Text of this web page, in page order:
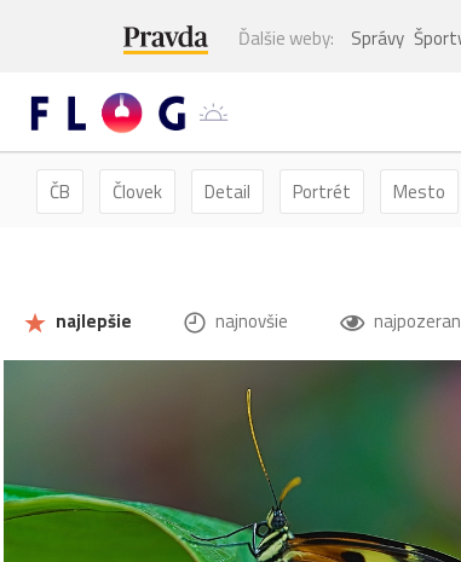
Ďalšie weby: Správy
ČB Človek Detail Portrét Mesto
najlepšie najnovšie